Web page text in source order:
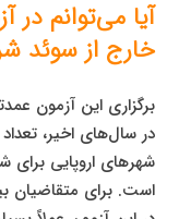
خارج از سوئد
برگزاری این آزمون
در سال‌های اخیر،
شهرهای اروپایی برای
است. برای متقاضیان